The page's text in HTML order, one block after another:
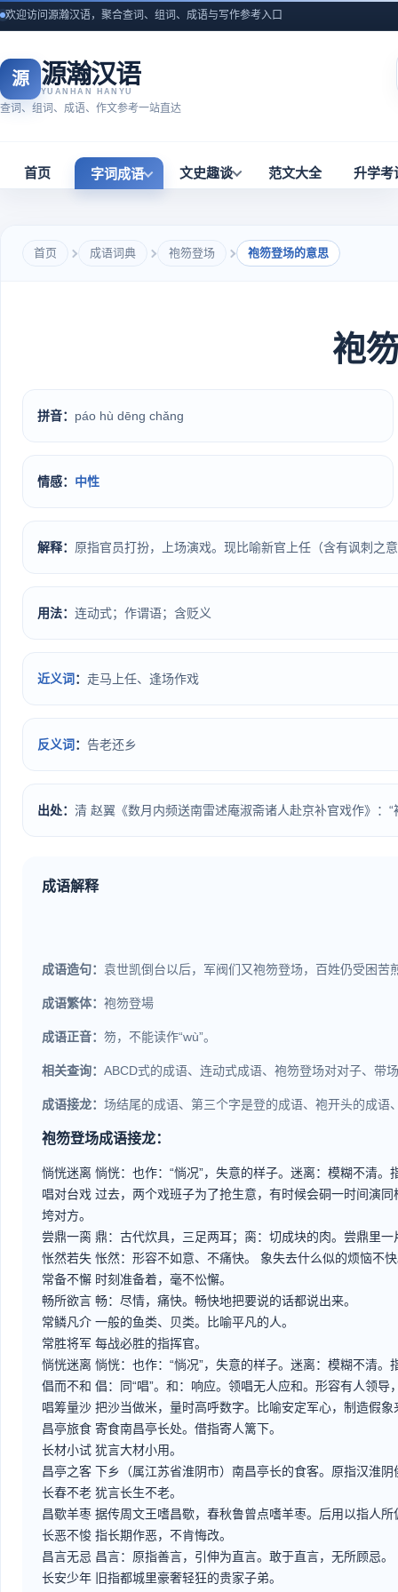
欢迎访问源瀚汉语，聚合查词、组词、成语与写作参考入口
源 源瀚汉语
YUANHAN HANYU
查词、组词、成语、作文参考一站直达
首页 字词成语 文史趣谈 范文大全 升学考
首页 成语词典 袍笏登场 袍笏登场的意思
袍
拼音： páo hù dēng chǎng
情感： 中性
解释： 原指官员打扮，上场演戏。现比喻新官上任（含有讽刺之
用法： 连动式；作谓语；含贬义
近义词 ： 走马上任、逢场作戏
反义词 ： 告老还乡
出处： 清 赵翼《数月内频送南雷述庵淑斋诸人赴京补官戏作》：
成语解释
成语造句： 袁世凯倒台以后，军阀们又袍笏登场，百姓仍受困苦
成语繁体： 袍笏登場
成语正音： 笏，不能读作“wù”。
相关查询： ABCD式的成语、连动式成语、袍笏登场对对子、带
成语接龙： 场结尾的成语、第三个字是登的成语、袍开头的成语
袍笏登场成语接龙：
惝恍迷离 惝恍：也作：“惝况”，失意的样子。迷离：模糊不清
唱对台戏 过去，两个戏班子为了抢生意，有时候会硐一时间演
垮对方。
尝鼎一脔 鼎：古代炊具，三足两耳；脔：切成块的肉。尝鼎里
怅然若失 怅然：形容不如意、不痛快。 象失去什么似的烦恼不
常备不懈 时刻准备着，毫不忪懈。
畅所欲言 畅：尽情，痛快。畅快地把要说的话都说出来。
常鳞凡介 一般的鱼类、贝类。比喻平凡的人。
常胜将军 每战必胜的指挥官。
惝恍迷离 惝恍：也作：“惝况”，失意的样子。迷离：模糊不清
倡而不和 倡：同“唱”。和：响应。领唱无人应和。形容有人领导
唱筹量沙 把沙当做米，量时高呼数字。比喻安定军心，制造假象
昌亭旅食 寄食南昌亭长处。借指寄人篱下。
长材小试 犹言大材小用。
昌亭之客 下乡（属江苏省淮阴市）南昌亭长的食客。原指汉淮
长春不老 犹言长生不老。
昌歜羊枣 据传周文王嗜昌歜，春秋鲁曾点嗜羊枣。后用以指人所
长恶不悛 指长期作恶，不肯悔改。
昌言无忌 昌言：原指善言，引伸为直言。敢于直言，无所顾忌。
长安少年
旧指都城里豪奢轻狂的贵家子弟。